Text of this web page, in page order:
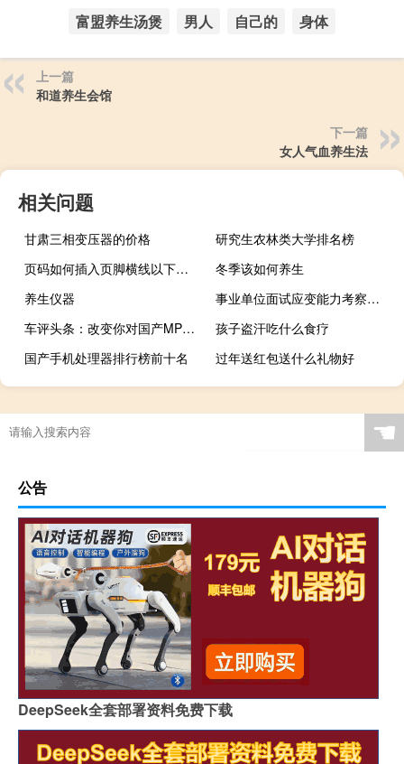
富盟养生汤煲 男人 自己的 身体
上一篇
和道养生会馆
下一篇
女人气血养生法
相关问题
甘肃三相变压器的价格
研究生农林类大学排名榜
页码如何插入页脚横线以下（如何插入页码横线）
冬季该如何养生
养生仪器
事业单位面试应变能力考察怎么破
车评头条：改变你对国产MPV的认知 试驾上汽MAXUS G10
孩子盗汗吃什么食疗
国产手机处理器排行榜前十名
过年送红包送什么礼物好
☚
公告
DeepSeek全套部署资料免费下载